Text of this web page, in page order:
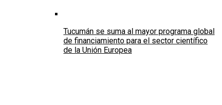
Tucumán se suma al mayor programa global
de financiamiento para el sector científico
de la Unión Europea